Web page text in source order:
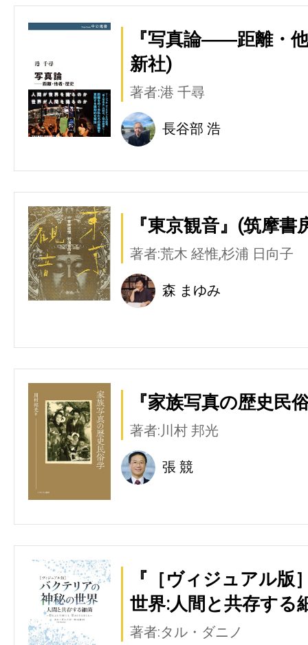
『写真論――距離・
新社)
著者:港 千尋
長谷部 浩
『東京観音』(筑摩書
著者:荒木 経惟,杉浦 日向子
森 まゆみ
『家族写真の歴史民
著者:川村 邦光
張 競
『［ヴィジュアル版
世界:人間と共存する
著者:タル・ダニノ